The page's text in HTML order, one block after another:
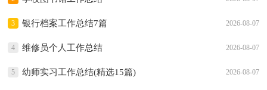
3 2026-08-07
银行档案工作总结7篇
4 2026-08-07
维修员个人工作总结
5 2026-08-07
幼师实习工作总结(精选15篇)